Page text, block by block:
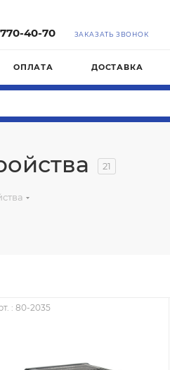
40-70 ЗАКАЗАТЬ ЗВОНОК
ОПЛАТА ДОСТАВКА
21
: 80-2035